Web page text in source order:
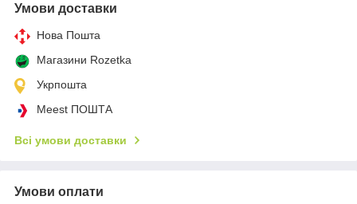
Умови доставки
Нова Пошта
Магазини Rozetka
Укрпошта
Meest ПОШТА
Всі умови доставки
Умови оплати